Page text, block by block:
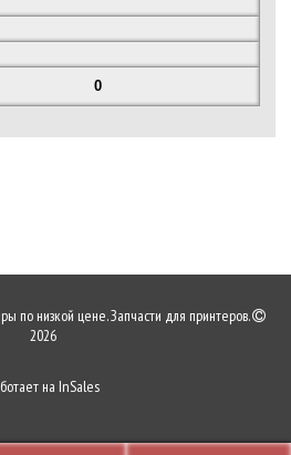
0
по низкой цене. Запчасти для принтеров.
2026
на InSales